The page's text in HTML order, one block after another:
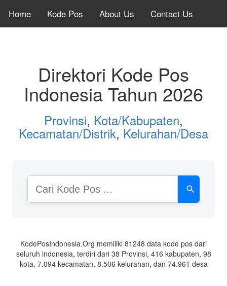
Home Kode Pos About Us Contact Us
Direktori Kode Pos
Indonesia Tahun 2026
Provinsi, Kota/Kabupaten,
Kecamatan/Distrik, Kelurahan/Desa
Cari
Kode
Pos
KodePosIndonesia.Org memiliki 81248 data kode pos dari
seluruh indonesia, terdiri dari 38 Provinsi, 416 kabupaten, 98
kota, 7.094 kecamatan, 8.506 kelurahan, dan 74.961 desa